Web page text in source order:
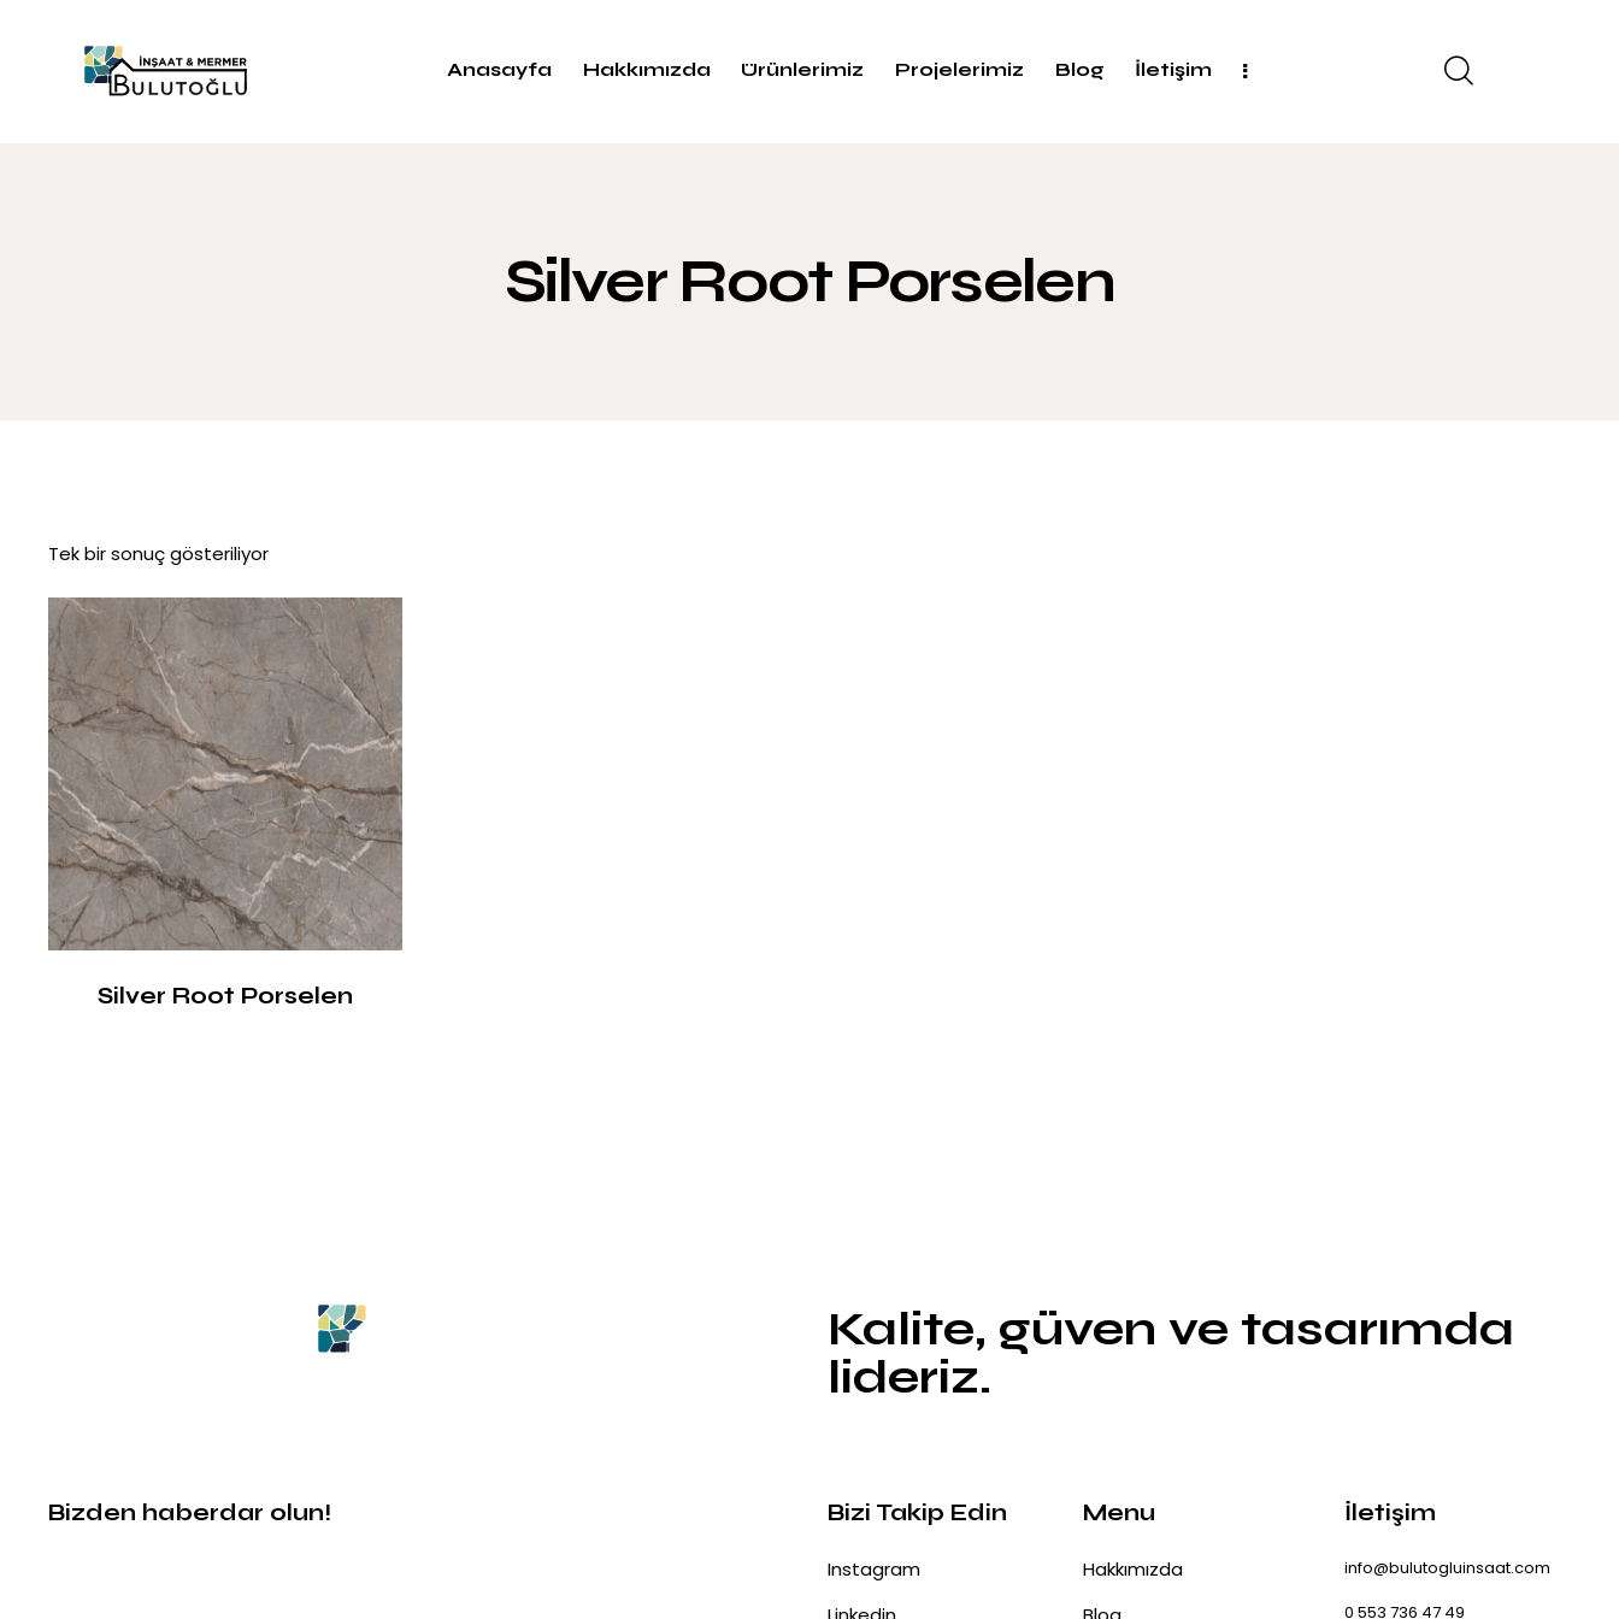
Anasayfa Hakkımızda Ürünlerimiz Projelerimiz Blog İletişim
Silver Root Porselen
Tek bir sonuç gösteriliyor
Silver Root Porselen
Kalite, güven ve tasarımda
lideriz.
Bizden haberdar olun! Bizi Takip Edin
Instagram
Menu
Hakkımızda
İletişim
info@bulutogluinsaat.com
0 553 736 47 49